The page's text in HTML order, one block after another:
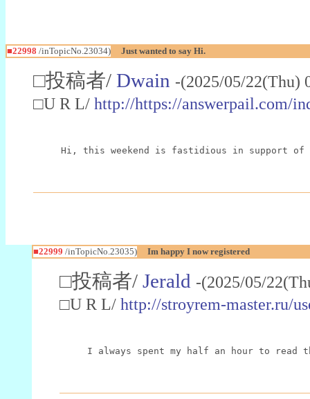
■22998 /inTopicNo.23034) Just wanted to say Hi.
□投稿者/ Dwain -(2025/05/
□U R L/ http://https://answerpail.com/
Hi, this weekend is fastidious in support of
■22999 /inTopicNo.23035) Im happy I now registered
□投稿者/ Jerald -(2025/05/
□U R L/ http://stroyrem-master.ru/
I always spent my half an hour to